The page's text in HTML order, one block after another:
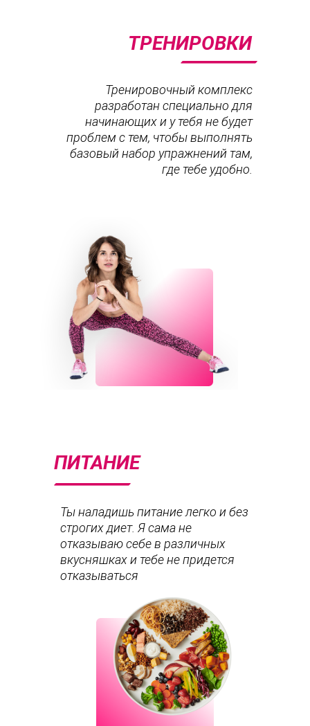
ТРЕНИРОВКИ
Тренировочный комплекс
разработан специально для
начинающих и у тебя не будет
проблем с тем, чтобы выполнять
базовый набор упражнений там,
где тебе удобно.
ПИТАНИЕ
Ты наладишь питание легко и без
строгих диет. Я сама не
отказываю себе в различных
вкусняшках и тебе не придется
отказываться